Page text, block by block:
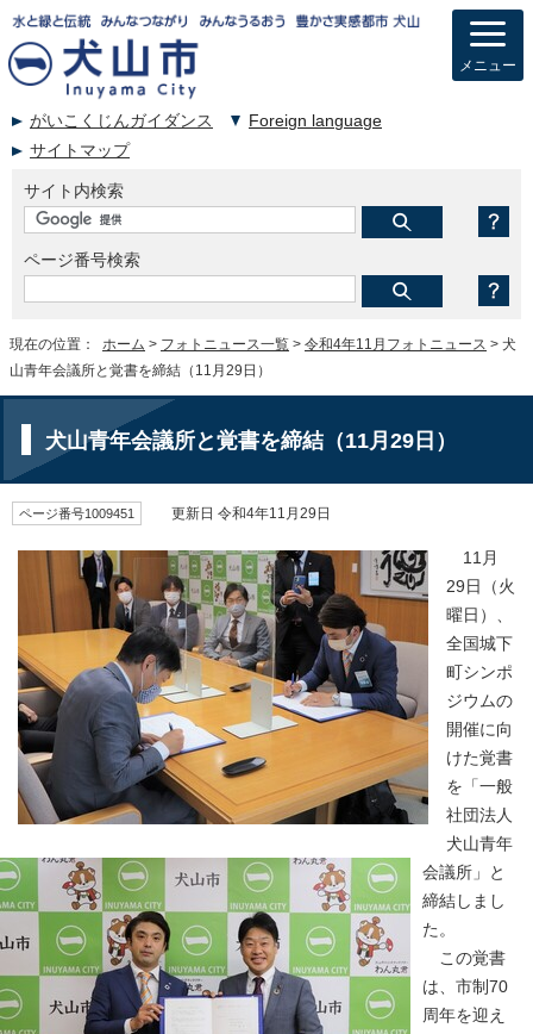
がいこくじんガイダンス
Foreign language
サイトマップ
サイト内検索
ページ番号検索
メニュー
現在の位置： ホーム > フォトニュース一覧 > 令和4年11月フォトニュース > 犬
山青年会議所と覚書を締結（11月29日）
犬山青年会議所と覚書を締結（11月29日）
ページ番号1009451 更新日 令和4年11月29日
11月
29日（火
曜日）、
全国城下
町シンポ
ジウムの
開催に向
けた覚書
を「一般
社団法人
犬山青年
会議所」と
締結しまし
た。
この覚書
は、市制70
周年を迎え